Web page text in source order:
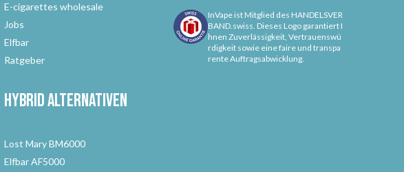
E-cigarettes wholesale
Jobs
Elfbar
Ratgeber
Hybrid Alternativen
Lost Mary BM6000
Elfbar AF5000
InVape ist Mitglied des HANDELSVER
BAND.swiss. Dieses Logo garantiert I
hnen Zuverlässigkeit, Vertrauenswü
rdigkeit sowie eine faire und transpa
rente Auftragsabwicklung.